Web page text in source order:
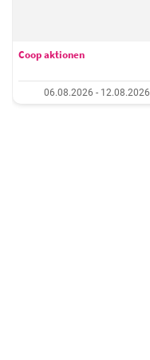
Coop aktionen
06.08.2026 - 12.08.2026